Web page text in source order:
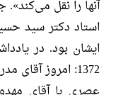
آنها را نقل
استاد دکتر سید
1372: امروز